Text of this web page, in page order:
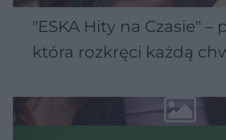
"ESKA Hity na Czasie" –
która rozkręci każdą